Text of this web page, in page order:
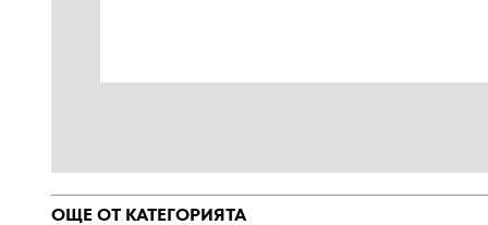
ОЩЕ ОТ КАТЕГОРИЯТА